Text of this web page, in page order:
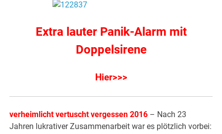
Extra lauter Panik-Alarm mit
Doppelsirene
Hier>>>
verheimlicht vertuscht vergessen 2016 – Nach 23
Jahren lukrativer Zusammenarbeit war es plötzlich vorbei: